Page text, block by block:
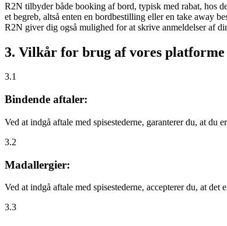
R2N tilbyder både booking af bord, typisk med rabat, hos
et begreb, altså enten en bordbestilling eller en take away
R2N giver dig også mulighed for at skrive anmeldelser af
3. Vilkår for brug af vores platforme
3.1
Bindende aftaler:
Ved at indgå aftale med spisestederne, garanterer du, at du
3.2
Madallergier:
Ved at indgå aftale med spisestederne, accepterer du, at
3.3